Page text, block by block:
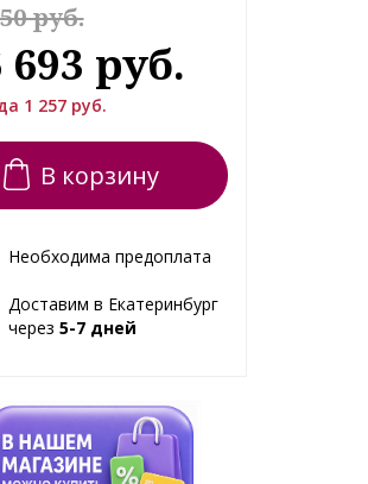
руб.
693 руб.
1 257 руб.
В корзину
Необходима предоплата
Доставим в Екатеринбург
через 5-7 дней